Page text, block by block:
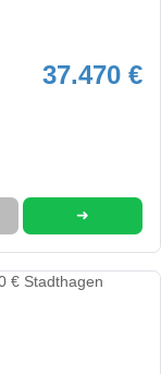
37.470 €
➜